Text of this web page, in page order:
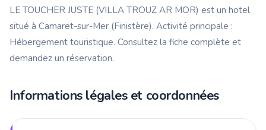
LE TOUCHER JUSTE (VILLA TROUZ AR MOR) est un hotel
situé à Camaret-sur-Mer (Finistère). Activité principale :
Hébergement touristique. Consultez la fiche complète et
demandez un réservation.
Informations légales et coordonnées